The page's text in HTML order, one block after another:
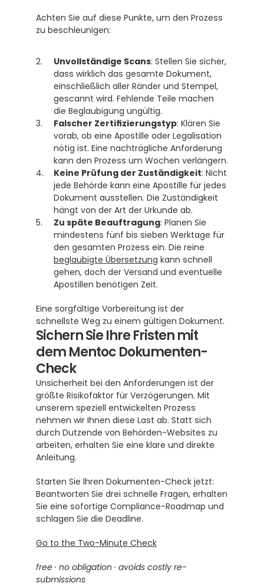
Achten Sie auf diese Punkte, um den Prozess
zu beschleunigen:
Unvollständige Scans: Stellen Sie sicher,
dass wirklich das gesamte Dokument,
einschließlich aller Ränder und Stempel,
gescannt wird. Fehlende Teile machen
die Beglaubigung ungültig.
Falscher Zertifizierungstyp: Klären Sie
vorab, ob eine Apostille oder Legalisation
nötig ist. Eine nachträgliche Anforderung
kann den Prozess um Wochen verlängern.
Keine Prüfung der Zuständigkeit: Nicht
jede Behörde kann eine Apostille für jedes
Dokument ausstellen. Die Zuständigkeit
hängt von der Art der Urkunde ab.
Zu späte Beauftragung: Planen Sie
mindestens fünf bis sieben Werktage für
beglaubigte Übersetzung kann schnell
gehen, doch der Versand und eventuelle
Apostillen benötigen Zeit.
Eine sorgfältige Vorbereitung ist der
schnellste Weg zu einem gültigen Dokument.
Sichern Sie Ihre Fristen mit
dem Mentoc Dokumenten-
Check
Unsicherheit bei den Anforderungen ist der
größte Risikofaktor für Verzögerungen. Mit
unserem speziell entwickelten Prozess
nehmen wir Ihnen diese Last ab. Statt sich
durch Dutzende von Behörden-Websites zu
arbeiten, erhalten Sie eine klare und direkte
Anleitung.
Starten Sie Ihren Dokumenten-Check jetzt:
Beantworten Sie drei schnelle Fragen, erhalten
Sie eine sofortige Compliance-Roadmap und
schlagen Sie die Deadline.
Go to the Two-Minute Check
free · no obligation · avoids costly re-
submissions